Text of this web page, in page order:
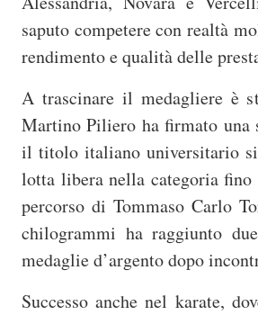
saputo competere con realtà
rendimento e qualità delle
A trascinare il medagliere è
Martino Piliero ha firmato una
il titolo italiano universitario
lotta libera nella categoria
percorso di Tommaso Carlo
chilogrammi ha raggiunto
medaglie d’argento dopo
Successo anche nel karate,